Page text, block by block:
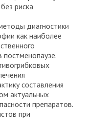
риска
диагностики
как наиболее
постменопаузе.
составления
актуальных
препаратов.
при